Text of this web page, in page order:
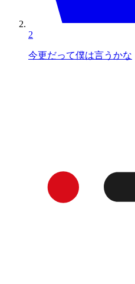
2
今更だって僕は言うかな